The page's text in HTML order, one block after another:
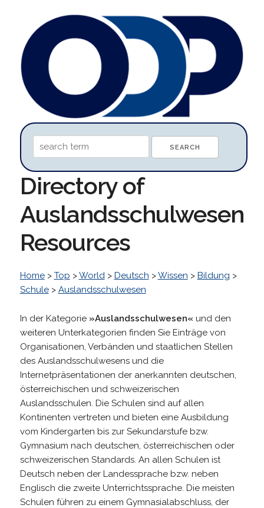
Directory of
Auslandsschulwesen
Resources
Home> Top >World> Deutsch >Wissen > Bildung >
Schule> Auslandsschulwesen
In der Kategorie »Auslandsschulwesen« und den
weiteren Unterkategorien finden Sie Einträge von
Organisationen, Verbänden und staatlichen Stellen
des Auslandsschulwesens und die
Internetpräsentationen der anerkannten deutschen,
österreichischen und schweizerischen
Auslandsschulen. Die Schulen sind auf allen
Kontinenten vertreten und bieten eine Ausbildung
vom Kindergarten bis zur Sekundarstufe bzw.
Gymnasium nach deutschen, österreichischen oder
schweizerischen Standards. An allen Schulen ist
Deutsch neben der Landessprache bzw. neben
Englisch die zweite Unterrichtssprache. Die meisten
Schulen führen zu einem Gymnasialabschluss, der